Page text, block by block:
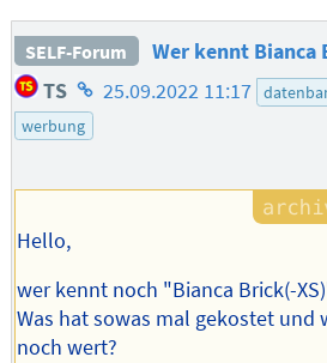
SELF-Forum
Wer kennt Bianca
TS Homepage
des
25.09.2022 11:17
werbung
Hello,
wer kennt noch "Bianca Brick(-
Was hat sowas mal gekostet und
noch wert?